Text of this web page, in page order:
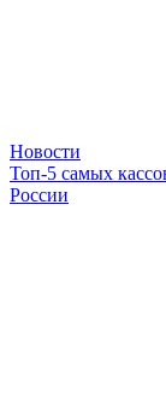
Новости
Топ-5 самых
России